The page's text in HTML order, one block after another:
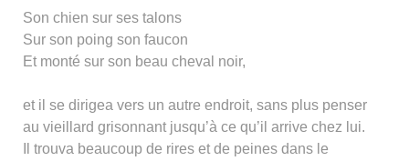
Son chien sur ses talons
Sur son poing son faucon
Et monté sur son beau cheval noir,
et il se dirigea vers un autre endroit, sans plus penser
au vieillard grisonnant jusqu’à ce qu’il arrive chez lui.
Il trouva beaucoup de rires et de peines dans le